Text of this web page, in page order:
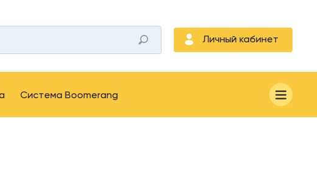
Личный кабинет
Система Boomerang